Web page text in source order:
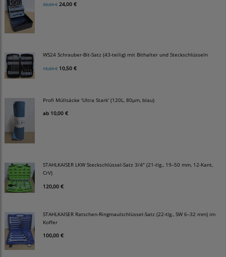
30,00 € 24,00 €
WS24 Schrauber-Bit-Satz (43-teilig) mit Bithalter und Steckschlüsseln
15,00 € 10,50 €
Profi Müllsäcke 'Ultra Stark' (120L, 80µm, blau)
ab 10,00 €
STAHLKAISER LKW Steckschlüssel-Satz 3/4" (21-tlg., 19–50 mm, 12-Kant,
CrV)
120,00 €
STAHLKAISER Ratschen-Ringmaulschlüssel-Satz (22-tlg., SW 6–32 mm) im
Koffer
100,00 €